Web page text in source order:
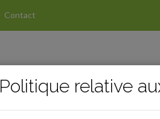
Contact
Politique relative